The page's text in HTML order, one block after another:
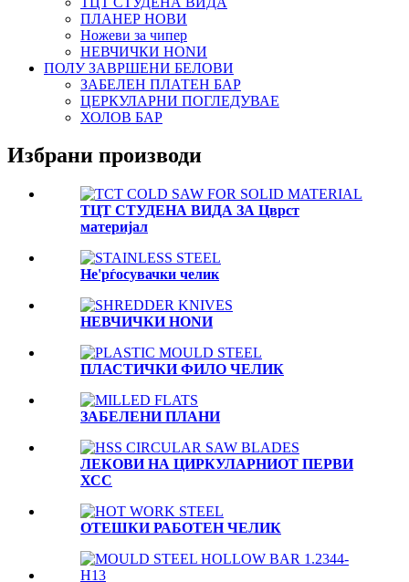
ПЛАНЕР НОВИ
Ножеви за чипер
НЕВЧИЧКИ НОNИ
ПОЛУ ЗАВРШЕНИ БЕЛОВИ
ЗАБЕЛЕН ПЛАТЕН БАР
ЦЕРКУЛАРНИ ПОГЛЕДУВАЕ
ХОЛОВ БАР
Избрани производи
ТЦТ СТУДЕНА ВИДА ЗА Цврст
материјал
Не'рѓосувачки челик
НЕВЧИЧКИ НОNИ
ПЛАСТИЧКИ ФИЛО ЧЕЛИК
ЗАБЕЛЕНИ ПЛАНИ
ЛЕКОВИ НА ЦИРКУЛАРНИОТ ПЕРВИ
ХСС
OTЕШКИ РАБОТЕН ЧЕЛИК